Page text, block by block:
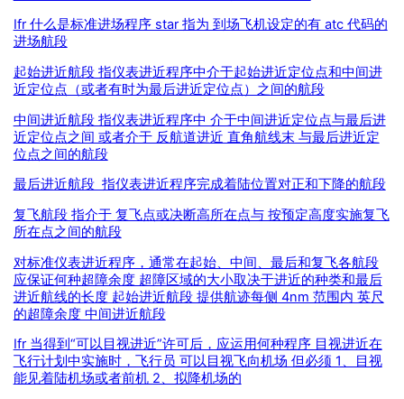
Ifr 什么是标准进场程序 star 指为 到场飞机设定的有 atc 代码的
进场航段
起始进近航段 指仪表进近程序中介于起始进近定位点和中间进
近定位点（或者有时为最后进近定位点）之间的航段
中间进近航段 指仪表进近程序中 介于中间进近定位点与最后进
近定位点之间 或者介于 反航道进近 直角航线末 与最后进近定
位点之间的航段
最后进近航段 指仪表进近程序完成着陆位置对正和下降的航段
复飞航段 指介于 复飞点或决断高所在点与 按预定高度实施复飞
所在点之间的航段
对标准仪表进近程序，通常在起始、中间、最后和复飞各航段
应保证何种超障余度 超障区域的大小取决于进近的种类和最后
进近航线的长度 起始进近航段 提供航迹每侧 4nm 范围内 英尺
的超障余度 中间进近航段
Ifr 当得到“可以目视进近”许可后，应运用何种程序 目视进近在
飞行计划中实施时，飞行员 可以目视飞向机场 但必须 1、目视
能见着陆机场或者前机 2、拟降机场的